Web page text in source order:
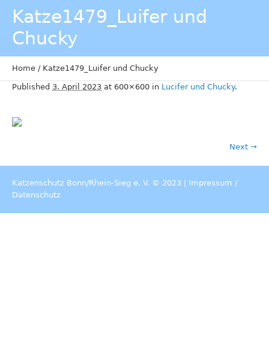
Katze1479_Luifer und
Chucky
Home / Katze1479_Luifer und Chucky
Published 3. April 2023 at 600×600 in Lucifer und Chucky.
Next →
Katzenschutz Bonn/Rhein-Sieg e. V. © 2023 | Impressum /
Datenschutz